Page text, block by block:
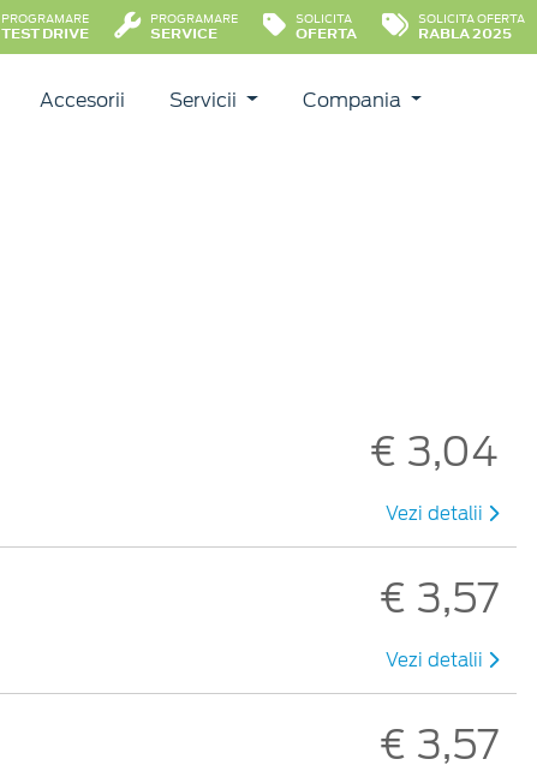
PROGRAMARE
TEST DRIVE
PROGRAMARE
SERVICE
SOLICITA
OFERTA
SOLICITA OFERTA
RABLA 2025
Accesorii Servicii Compania
€ 3,04
Vezi detalii
€ 3,57
Vezi detalii
€ 3,57